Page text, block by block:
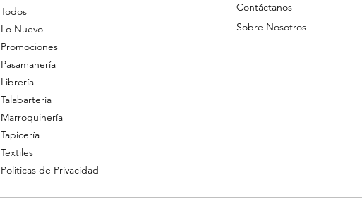
Todos
Lo Nuevo
Promociones
Pasamanería
Librería
Talabartería
Marroquinería
Tapicería
Textiles
Politicas de Privacidad
Contáctanos
Sobre Nosotros